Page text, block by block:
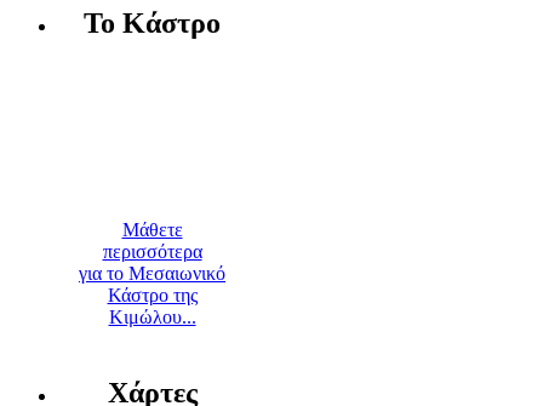
Το Κάστρο
Μάθετε
περισσότερα
για το Μεσαιωνικό
Κάστρο της
Κιμώλου...
Χάρτες